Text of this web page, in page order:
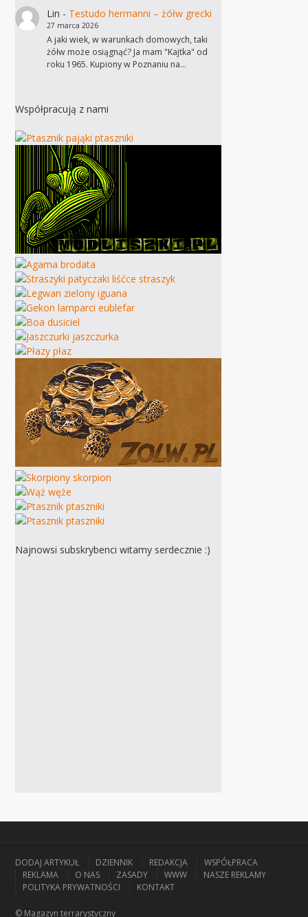
Lin - Testudo hermanni – żółw grecki
27 marca 2026
A jaki wiek, w warunkach domowych, taki
żółw może osiągnąć? Ja mam "Kajtka" od
roku 1965. Kupiony w Poznaniu na…
Współpracują z nami
Najnowsi subskrybenci witamy serdecznie :)
DODAJ ARTYKUŁ DZIENNIK REDAKCJA
WSPÓŁPRACA
REKLAMA
O NAS ZASADY WWW
NASZE REKLAMY
POLITYKA PRYWATNOŚCI
KONTAKT
© Magazyn terrarystyczny